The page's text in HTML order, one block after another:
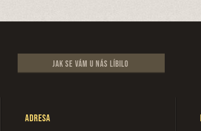
Jak se vám u nás líbilo
Adresa